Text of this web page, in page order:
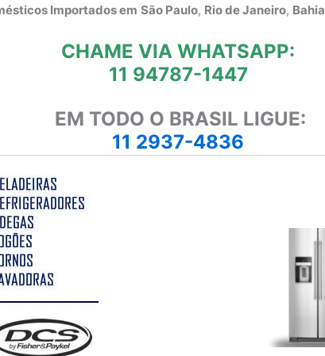
Importados em São Paulo, Rio de Janeiro, Bahia
CHAME VIA WHATSAPP:
11 94787-1447
EM TODO O BRASIL LIGUE:
11 2937-4836